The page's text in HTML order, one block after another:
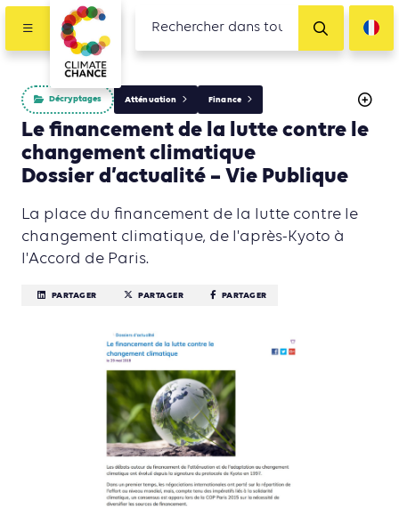
Décryptages Atténuation Finance
Le financement de la lutte contre le
changement climatique
Dossier d’actualité – Vie Publique
La place du financement de la lutte contre le
changement climatique, de l'après-Kyoto à
l'Accord de Paris.
PARTAGER PARTAGER PARTAGER